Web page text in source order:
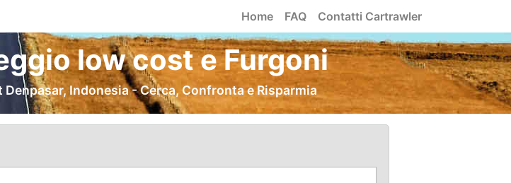
Home FAQ Contatti Cartrawler
low cost e Furgoni
Indonesia - Cerca, Confronta e Risparmia